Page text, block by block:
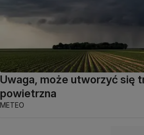
Uwaga, może utworzyć się
powietrzna
METEO